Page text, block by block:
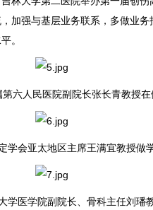
加强与基层业务联系，多做业
。
人民医院副院长张长青教授在
会亚太地区主席王满宜教授做
医学院副院长、骨科主任刘璠